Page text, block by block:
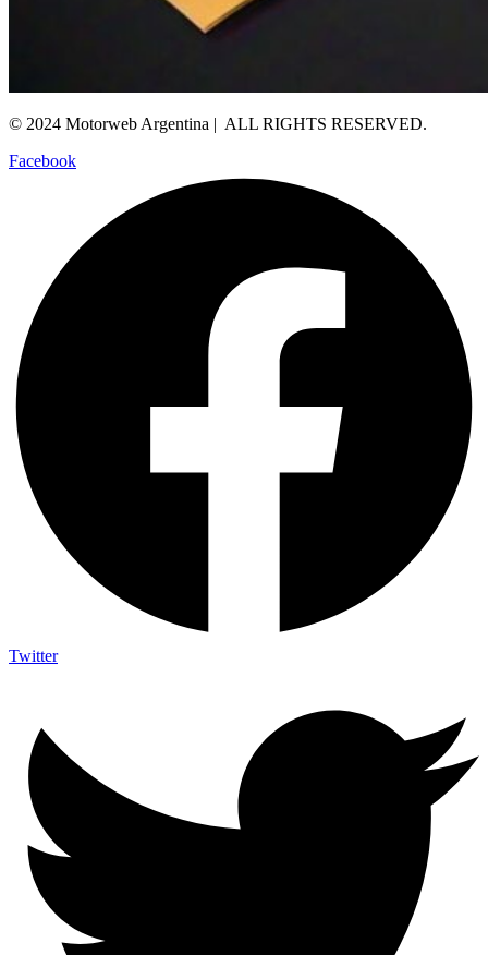
© 2024 Motorweb Argentina | ALL RIGHTS RESERVED.
Facebook
Twitter